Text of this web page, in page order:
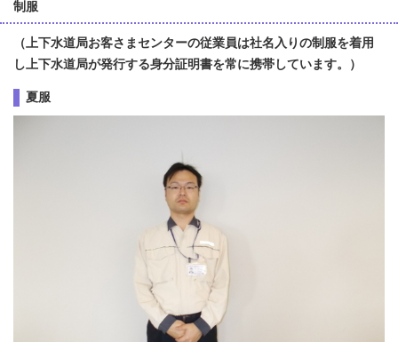
制服
（上下水道局お客さまセンターの従業員は社名入りの制服を着用
し上下水道局が発行する身分証明書を常に携帯しています。）
夏服